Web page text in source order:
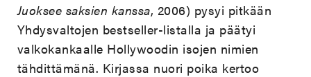
Juoksee saksien kanssa, 2006) pysyi pitkään
Yhdysvaltojen bestseller-listalla ja päätyi
valkokankaalle Hollywoodin isojen nimien
tähdittämänä. Kirjassa nuori poika kertoo